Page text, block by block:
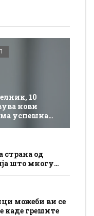
10
нови
успешна
страна од
што многу
можеби ви се
каде грешите